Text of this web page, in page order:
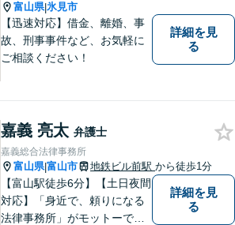
富山県|氷見市
【迅速対応】借金、離婚、事
故、刑事事件など、お気軽に
ご相談ください！
詳細を見
る
嘉義 亮太 弁護士
嘉義総合法律事務所
富山県|富山市 地鉄ビル前駅 から徒歩1分
【富山駅徒歩6分】【土日夜間
対応】「身近で、頼りになる
法律事務所」がモットーで
詳細を見
る